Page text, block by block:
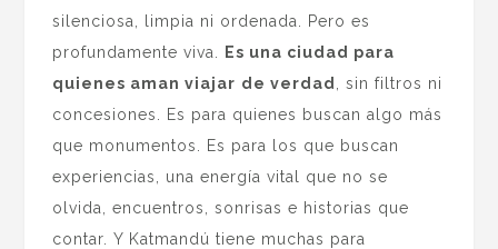
silenciosa, limpia ni ordenada. Pero es
profundamente viva.
Es una ciudad para
quienes aman viajar de verdad
, sin filtros ni
concesiones. Es para quienes buscan algo más
que monumentos. Es para los que buscan
experiencias, una energía vital que no se
olvida, encuentros, sonrisas e historias que
contar. Y Katmandú tiene muchas para